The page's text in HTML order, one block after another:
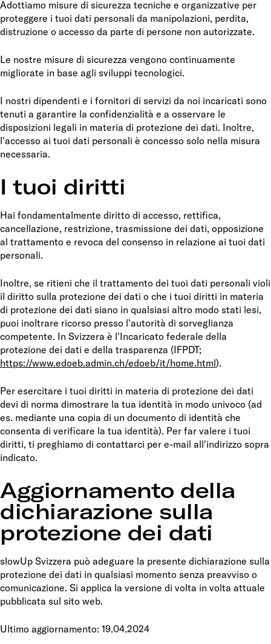
Adottiamo misure di sicurezza tecniche e organizzative per
proteggere i tuoi dati personali da manipolazioni, perdita,
distruzione o accesso da parte di persone non autorizzate.
Le nostre misure di sicurezza vengono continuamente
migliorate in base agli sviluppi tecnologici.
I nostri dipendenti e i fornitori di servizi da noi incaricati sono
tenuti a garantire la confidenzialità e a osservare le
disposizioni legali in materia di protezione dei dati. Inoltre,
l'accesso ai tuoi dati personali è concesso solo nella misura
necessaria.
I tuoi diritti
Hai fondamentalmente diritto di accesso, rettifica,
cancellazione, restrizione, trasmissione dei dati, opposizione
al trattamento e revoca del consenso in relazione ai tuoi dati
personali.
Inoltre, se ritieni che il trattamento dei tuoi dati personali violi
il diritto sulla protezione dei dati o che i tuoi diritti in materia
di protezione dei dati siano in qualsiasi altro modo stati lesi,
puoi inoltrare ricorso presso l'autorità di sorveglianza
competente. In Svizzera è l'Incaricato federale della
protezione dei dati e della trasparenza (IFPDT;
https://www.edoeb.admin.ch/edoeb/it/home.html).
Per esercitare i tuoi diritti in materia di protezione dei dati
devi di norma dimostrare la tua identità in modo univoco (ad
es. mediante una copia di un documento di identità che
consenta di verificare la tua identità). Per far valere i tuoi
diritti, ti preghiamo di contattarci per e-mail all'indirizzo sopra
indicato.
Aggiornamento della
dichiarazione sulla
protezione dei dati
slowUp Svizzera può adeguare la presente dichiarazione sulla
protezione dei dati in qualsiasi momento senza preavviso o
comunicazione. Si applica la versione di volta in volta attuale
pubblicata sul sito web.
Ultimo aggiornamento: 19.04.2024